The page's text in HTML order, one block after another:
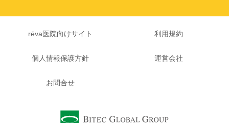
rēva医院向けサイト 利用規約
個人情報保護方針 運営会社
お問合せ